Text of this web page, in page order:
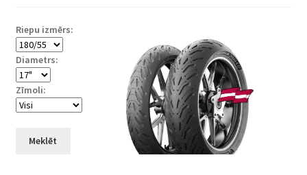
Riepu izmērs:
Diametrs:
Zīmoli:
Meklēt